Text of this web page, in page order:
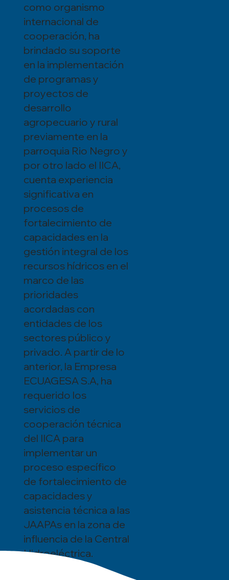
como organismo
internacional de
cooperación, ha
brindado su soporte
en la implementación
de programas y
proyectos de
desarrollo
agropecuario y rural
previamente en la
parroquia Rio Negro y
por otro lado el IICA,
cuenta experiencia
significativa en
procesos de
fortalecimiento de
capacidades en la
gestión integral de los
recursos hídricos en el
marco de las
prioridades
acordadas con
entidades de los
sectores público y
privado. A partir de lo
anterior, la Empresa
ECUAGESA S.A, ha
requerido los
servicios de
cooperación técnica
del IICA para
implementar un
proceso específico
de fortalecimiento de
capacidades y
asistencia técnica a las
JAAPAs en la zona de
influencia de la Central
Hidroeléctrica.